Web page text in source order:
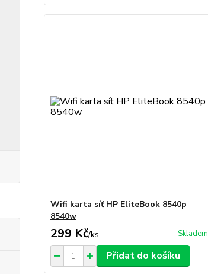
Wifi karta síť HP EliteBook 8540p
8540w
299 Kč/ks Skladem
Přidat do košíku